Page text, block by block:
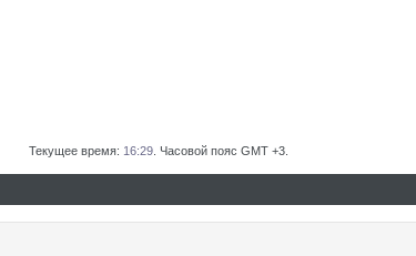
Текущее время: 16:29 . Часовой пояс GMT +3.